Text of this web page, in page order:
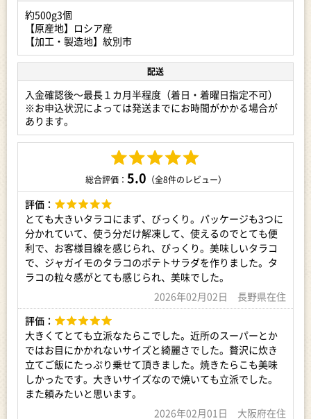
※紋別市では、各お礼品ページに記載の「発送時期」を目安に
お礼品を発送しております。
※配送日、発送時期、配達曜日などのご要望はお受けできませ
ん。
※不在、転居、申込不備などによりお礼品が返品された場合、
※長期ご不在期間がある場合、必ず「備考欄」にご記入くださ
い。
(備考欄が無い場合は当日中に「f012190-mombetsu-
cs@mlosjapan.com」あてに不在日をご連絡ください。)
何卒、ご了承いただけますようお願い致します。
マルカイチ水産（株） ふるさと納税 ふるさと 納税 特産品 地域
の品 お礼の品 もんべつ オホーツク 紋別市 北海道
【申込期日】
通年
【注意書き】
※商品コード: 15-204
事業者：マルカイチ水産（株）
約500g3個
【原産地】ロシア産
【加工・製造地】紋別市
配送
入金確認後～最長１カ月半程度（着日・着曜日指定不可）
※お申込状況によっては発送までにお時間がかかる場合が
あります。
総合評価： 5.0 （全8件のレビュー）
評価：
とても大きいタラコにまず、びっくり。パッケージも3つに
分かれていて、使う分だけ解凍して、使えるのでとても便
利で、お客様目線を感じられ、びっくり。美味しいタラコ
で、ジャガイモのタラコのポテトサラダを作りました。タ
ラコの粒々感がとても感じられ、美味でした。
2026年02月02日 長野県在住
評価：
大きくてとても立派なたらこでした。近所のスーパーとか
ではお目にかかれないサイズと綺麗さでした。贅沢に炊き
立てご飯にたっぷり乗せて頂きました。焼きたらこも美味
しかったです。大きいサイズなので焼いても立派でした。
また頼みたいと思います。
2026年02月01日 大阪府在住